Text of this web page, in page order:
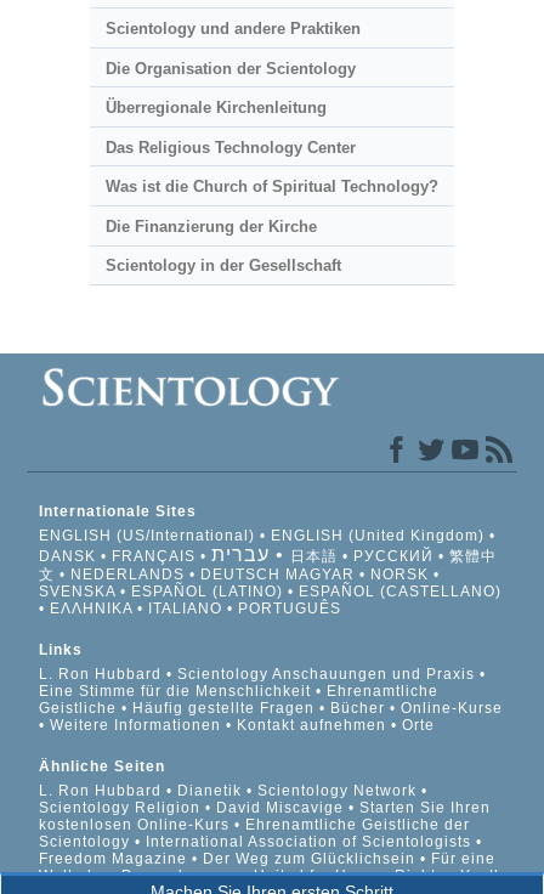
Scientology und andere Praktiken
Die Organisation der Scientology
Überregionale Kirchenleitung
Das Religious Technology Center
Was ist die Church of Spiritual Technology?
Die Finanzierung der Kirche
Scientology in der Gesellschaft
Internationale Sites
ENGLISH (US/International)
ENGLISH (United Kingdom)
DANSK
FRANÇAIS עברית 日本語 РУССКИЙ
繁體中
文
NEDERLANDS DEUTSCH MAGYAR
NORSK
SVENSKA
ESPAÑOL (LATINO)
ESPAÑOL (CASTELLANO)
ΕΛΛΗΝΙΚA
ITALIANO PORTUGUÊS
Links
L. Ron Hubbard
Scientology Anschauungen und Praxis
Eine Stimme für die Menschlichkeit
Ehrenamtliche
Geistliche
Häufig gestellte Fragen Bücher
Online-Kurse
Weitere Informationen
Kontakt aufnehmen Orte
Ähnliche Seiten
L. Ron Hubbard
Dianetik
Scientology Network
Scientology Religion
David Miscavige
Starten Sie Ihren
kostenlosen Online-Kurs
Ehrenamtliche Geistliche der
Scientology
International Association of Scientologists
Freedom Magazine
Der Weg zum Glücklichsein
Für eine
Welt ohne Drogenkonsum
United for Human Rights
Youth